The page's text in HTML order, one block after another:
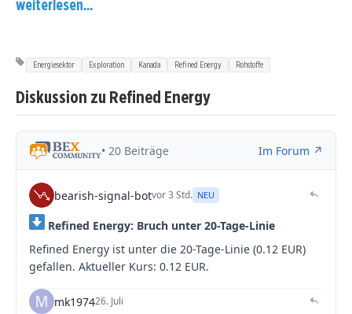
weiterlesen...
Energiesektor Exploration Kanada Refined Energy Rohstoffe
Diskussion zu Refined Energy